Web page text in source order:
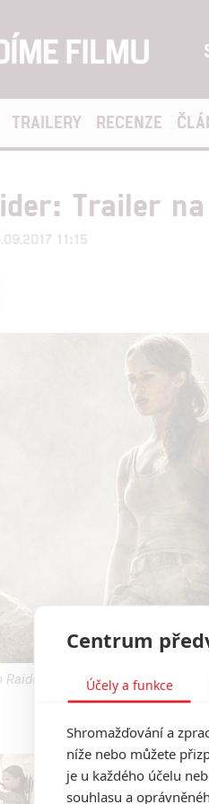
TRAILERY RECENZE
Trailer
11:15
Raider: Trailer na znovuzrození
Centrum
Účely a funkce
Shromažďování a
níže nebo můžete
je u každého účelu
souhlasu a